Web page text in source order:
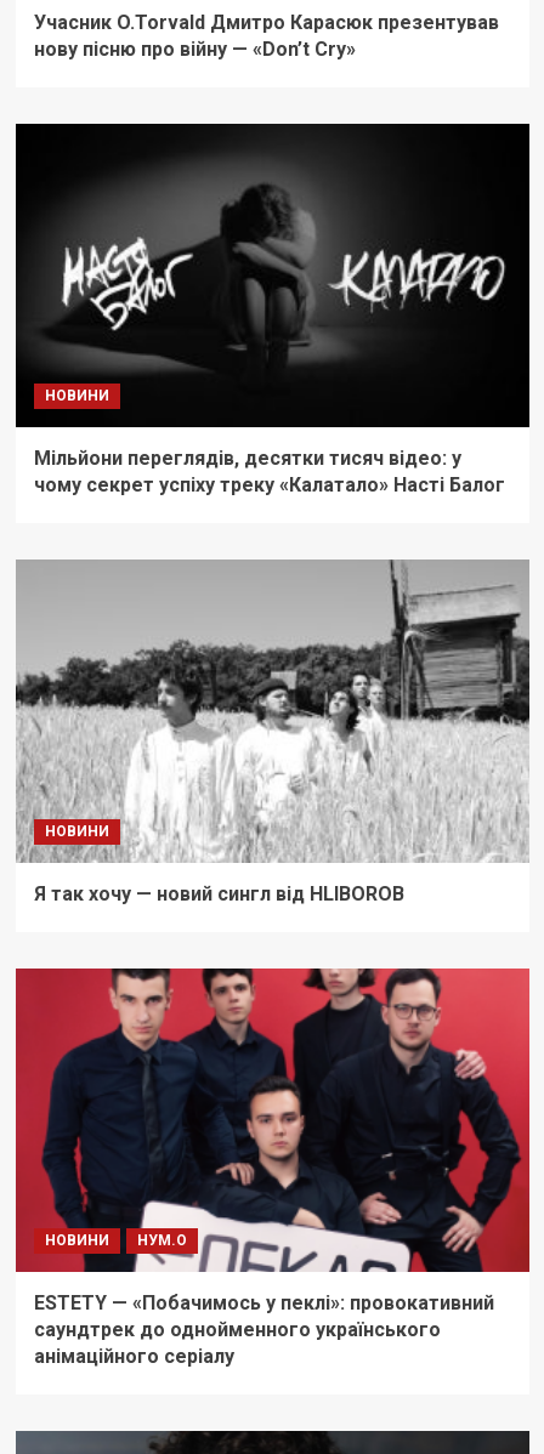
Учасник O.Torvald Дмитро Карасюк презентував
нову пісню про війну — «Don’t Cry»
НОВИНИ
Мільйони переглядів, десятки тисяч відео: у
чому секрет успіху треку «Калатало» Насті Балог
НОВИНИ
Я так хочу — новий сингл від HLIBOROB
НОВИНИ НУМ.О
ESTETY — «Побачимось у пеклі»: провокативний
саундтрек до однойменного українського
анімаційного серіалу